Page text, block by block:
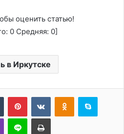
оценить статью!
0Средняя: 0]
в Иркутске
Tumblr PinterestВконтактеОдноклассники
Skype
Viber Line Печатать